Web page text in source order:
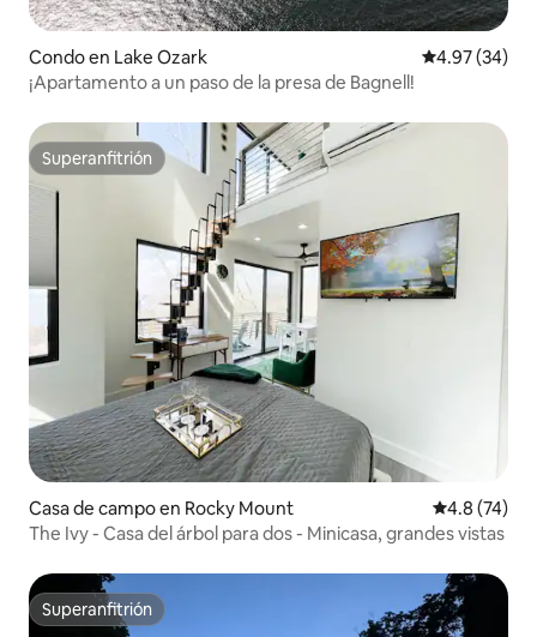
Condo en Lake Ozark Calificación
4.97 (34)
¡Apartamento a un paso de la presa de Bagnell!
Superanfitrión
Superanfitrión
Casa de campo en Rocky Mount Calificación
4.8 (74)
The Ivy - Casa del árbol para dos - Minicasa, grandes vistas
Superanfitrión
Superanfitrión